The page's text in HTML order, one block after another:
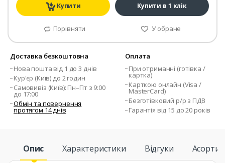
Купити Купити в 1 клік
Порівняти У обране
Доставка безкоштовна
Нова пошта від 1 до 3 днів
Кур'єр (Київ) до 2 годин
Самовивіз (Київ): Пн–Пт з 9:00
до 17:00
Обмін та повернення
протягом 14 днів
Оплата
При отриманні (готівка /
картка)
Карткою онлайн (Visa /
MasterCard)
Безготівковий р/р з ПДВ
Гарантія від 15 до 20 років
Опис Характеристики Відгуки